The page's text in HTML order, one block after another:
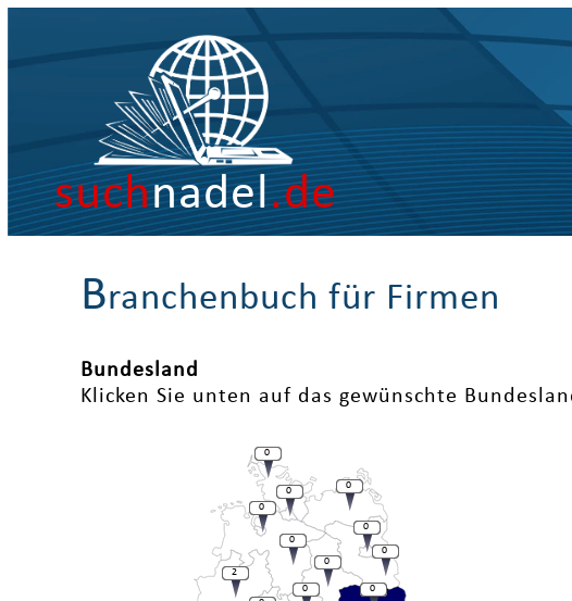
suchnadel.de
Branchenbuch für Firmen
Bundesland
Klicken Sie unten auf das gewünschte
0
0
2
0
0
0
0
0
0
0
0